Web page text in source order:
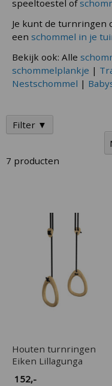
speeltoestel of
Je kunt de turnringen
een schommel in je
Bekijk ook: Alle
schommelplankje |
Nestschommel |
7 producten
Houten turnringen
Eiken Lillagunga
152,-
Filter ▼